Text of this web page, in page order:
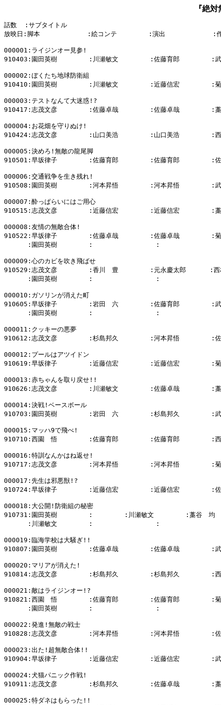
『絶
話数  :サブタイトル
放映日:脚本            :絵コンテ        :演出            :作
000001:ライジンオー見参!
910403:園田英樹        :川瀬敏文        :佐藤育郎        :武
000002:ぼくたち地球防衛組
910410:園田英樹        :川瀬敏文        :近藤信宏        :菊
000003:テストなんて大迷惑!?
910417:志茂文彦        :佐藤卓哉        :佐藤卓哉        :藁
000004:お花畑を守りぬけ!
910424:志茂文彦        :山口美浩        :山口美浩        :西
000005:決めろ!無敵の龍尾脚
910501:早坂律子        :佐藤育郎        :佐藤育郎        :佐
000006:交通戦争を生き残れ!
910508:園田英樹        :河本昇悟        :河本昇悟        :武
000007:酔っぱらいにはご用心
910515:志茂文彦        :近藤信宏        :近藤信宏        :藁
000008:友情の無敵合体!
910522:早坂律子        :佐藤卓哉        :佐藤卓哉        :菊
:園田英樹        :                :
000009:心のカビを吹き飛ばせ
910529:志茂文彦        :香川　豊        :元永慶太郎      :西
:園田英樹        :                :
000010:ガソリンが消えた町
910605:早坂律子        :岩田　六        :佐藤育郎        :武
:園田英樹        :                :
000011:クッキーの悪夢
910612:志茂文彦        :杉島邦久        :河本昇悟        :佐
000012:プールはアツイドン
910619:早坂律子        :近藤信宏        :近藤信宏        :菊
000013:赤ちゃんを取り戻せ!!
910626:志茂文彦        :川瀬敏文        :佐藤卓哉        :藁
000014:決戦!ベースボール
910703:園田英樹        :岩田　六        :杉島邦久        :武
000015:マッハ9で飛べ!
910710:西園　悟        :佐藤育郎        :佐藤育郎        :西
000016:特訓なんかはね返せ!
910717:志茂文彦        :河本昇悟        :河本昇悟        :菊
000017:先生は邪悪獣!?
910724:早坂律子        :近藤信宏        :近藤信宏        :佐
000018:大公開!防衛組の秘密
910731:園田英樹        :        :川瀬敏文        :藁谷　均
:川瀬敏文        :                :
000019:臨海学校は大騒ぎ!!
910807:園田英樹        :佐藤卓哉        :佐藤卓哉        :武
000020:マリアが消えた!
910814:志茂文彦        :杉島邦久        :杉島邦久        :西
000021:敵はライジンオー!?
910821:西園　悟        :佐藤育郎        :佐藤育郎        :菊
:園田英樹        :                :
000022:発進!無敵の戦士
910828:志茂文彦        :河本昇悟        :河本昇悟        :佐
000023:出た!超無敵合体!!
910904:早坂律子        :近藤信宏        :近藤信宏        :武
000024:犬猫パニック作戦!
910911:志茂文彦        :杉島邦久        :佐藤卓哉        :藁
000025:特ダネはもらった!!